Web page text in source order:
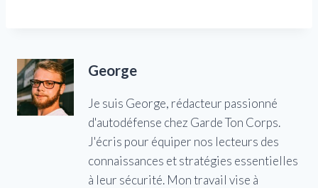
George
Je suis George, rédacteur passionné
d'autodéfense chez Garde Ton Corps.
J'écris pour équiper nos lecteurs des
connaissances et stratégies essentielles
à leur sécurité. Mon travail vise à